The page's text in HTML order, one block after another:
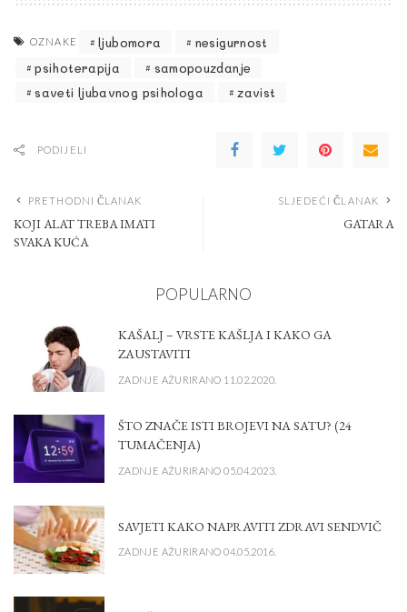
OZNAKE ljubomora
nesigurnost
psihoterapija
samopouzdanje
saveti ljubavnog psihologa
zavist
PODIJELI
PRETHODNI ČLANAK
KOJI ALAT TREBA IMATI
SVAKA KUĆA
SLJEDEĆI ČLANAK
GATARA
POPULARNO
KAŠALJ – VRSTE KAŠLJA I KAKO GA
ZAUSTAVITI
ZADNJE AŽURIRANO 11.02.2020.
ŠTO ZNAČE ISTI BROJEVI NA SATU? (24
TUMAČENJA)
ZADNJE AŽURIRANO 05.04.2023.
SAVJETI KAKO NAPRAVITI ZDRAVI SENDVIČ
ZADNJE AŽURIRANO 04.05.2016.